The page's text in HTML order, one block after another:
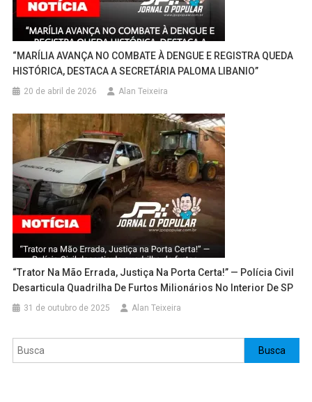
“MARÍLIA AVANÇA NO COMBATE À DENGUE E REGISTRA QUEDA
HISTÓRICA, DESTACA A SECRETÁRIA PALOMA LIBANIO”
20 de abril de 2026 Alan Teixeira
“Trator Na Mão Errada, Justiça Na Porta Certa!” — Polícia Civil
Desarticula Quadrilha De Furtos Milionários No Interior De SP
31 de outubro de 2025 Alan Teixeira
Pesquisar Busca